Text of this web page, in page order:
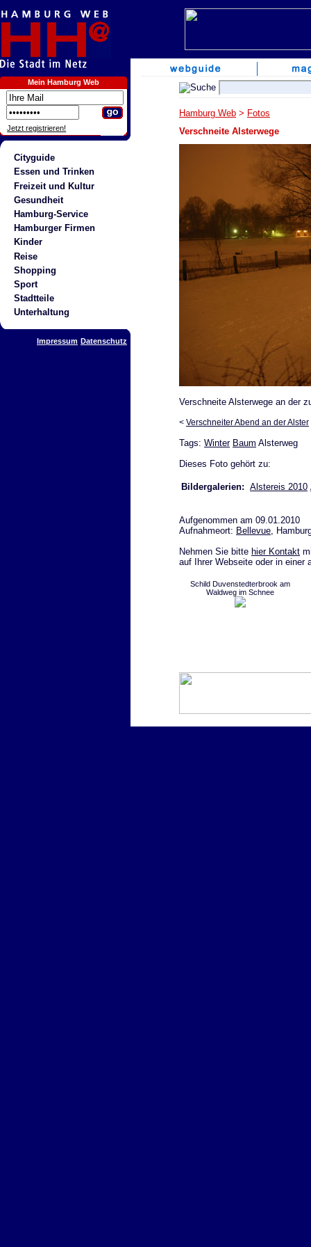
Mein Hamburg Web
Jetzt registrieren!
Cityguide
Essen und Trinken
Freizeit und Kultur
Gesundheit
Hamburg-Service
Hamburger Firmen
Kinder
Reise
Shopping
Sport
Stadtteile
Unterhaltung
Impressum Datenschutz
Hamburg Web > Fotos
Verschneite Alsterwege
Verschneite Alsterwege an der
< Verschneiter Abend an der Alster
Tags: Winter Baum Alsterweg
Dieses Foto gehört zu:
Bildergalerien: Alstereis 2010
Aufgenommen am 09.01.2010
Aufnahmeort: Bellevue ,
Nehmen Sie bitte hier Kontakt
auf Ihrer Webseite oder in einer
Schild Duvenstedterbrook am
Waldweg im Schnee